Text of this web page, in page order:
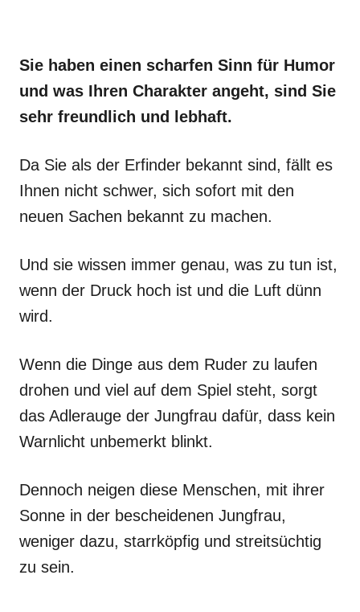
Sie haben einen scharfen Sinn für Humor
und was Ihren Charakter angeht, sind Sie
sehr freundlich und lebhaft.
Da Sie als der Erfinder bekannt sind, fällt es
Ihnen nicht schwer, sich sofort mit den
neuen Sachen bekannt zu machen.
Und sie wissen immer genau, was zu tun ist,
wenn der Druck hoch ist und die Luft dünn
wird.
Wenn die Dinge aus dem Ruder zu laufen
drohen und viel auf dem Spiel steht, sorgt
das Adlerauge der Jungfrau dafür, dass kein
Warnlicht unbemerkt blinkt.
Dennoch neigen diese Menschen, mit ihrer
Sonne in der bescheidenen Jungfrau,
weniger dazu, starrköpfig und streitsüchtig
zu sein.